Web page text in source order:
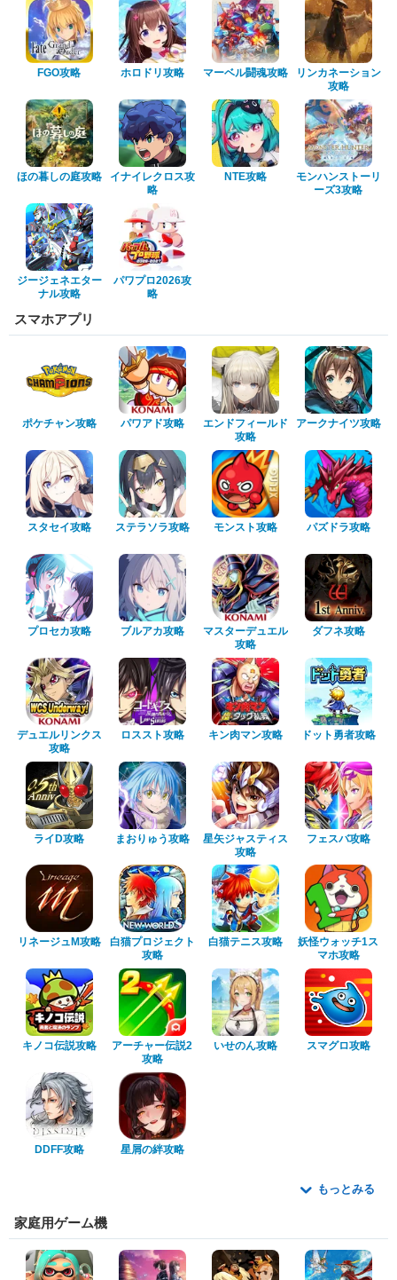
FGO攻略 ホロドリ攻略 マーベル闘魂攻略
リンカネーション
攻略
ほの暮しの庭攻略
イナイレクロス攻
略
NTE攻略
モンハンストーリ
ーズ3攻略
ジージェネエター
ナル攻略
パワプロ2026攻
略
スマホアプリ
ポケチャン攻略 パワアド攻略
エンドフィールド
攻略
アークナイツ攻略
スタセイ攻略 ステラソラ攻略 モンスト攻略 パズドラ攻略
プロセカ攻略 ブルアカ攻略
マスターデュエル
攻略
ダフネ攻略
デュエルリンクス
攻略
ロススト攻略 キン肉マン攻略 ドット勇者攻略
ライD攻略 まおりゅう攻略
星矢ジャスティス
攻略
フェスバ攻略
リネージュM攻略
白猫プロジェクト
攻略
白猫テニス攻略
妖怪ウォッチ1ス
マホ攻略
キノコ伝説攻略
アーチャー伝説2
攻略
いせのん攻略 スマグロ攻略
DDFF攻略 星屑の絆攻略
もっとみる
家庭用ゲーム機